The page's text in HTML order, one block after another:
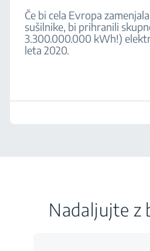
Če bi cela Evropa
sušilnike, bi prihranili
3.300.000.000 kWh!)
leta 2020.
Nadaljujte z